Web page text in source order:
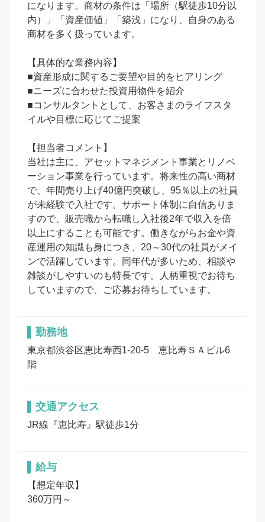
になります。商材の条件は「場所（駅徒歩10分以
内）」「資産価値」「築浅」になり、自身のある
商材を多く扱っています。
【具体的な業務内容】
■資産形成に関するご要望や目的をヒアリング
■ニーズに合わせた投資用物件を紹介
■コンサルタントとして、お客さまのライフスタ
イルや目標に応じてご提案
【担当者コメント】
当社は主に、アセットマネジメント事業とリノベ
ーション事業を行っています。将来性の高い商材
で、年間売り上げ40億円突破し、95％以上の社員
が未経験で入社です。サポート体制に自信ありま
すので、販売職から転職し入社後2年で収入を倍
以上にすることも可能です。働きながらお金や資
産運用の知識も身につき、20～30代の社員がメイ
ンで活躍しています。同年代が多いため、相談や
雑談がしやすいのも特長です。人柄重視でお待ち
していますので、ご応募お待ちしています。
勤務地
東京都渋谷区恵比寿西1-20-5　恵比寿ＳＡビル6
階
交通アクセス
JR線『恵比寿』駅徒歩1分
給与
【想定年収】
360万円～